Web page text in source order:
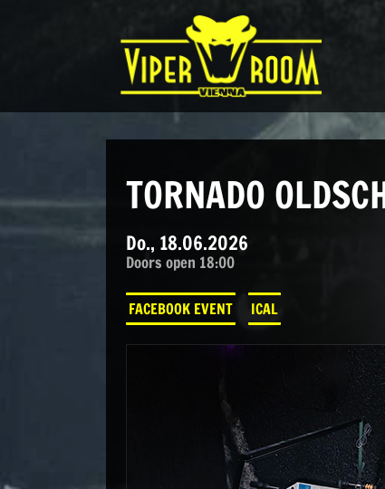
Hauptnavigation
TORNADO
Do., 18.06.2026
Doors open 18:00
FACEBOOK EVENT ICAL